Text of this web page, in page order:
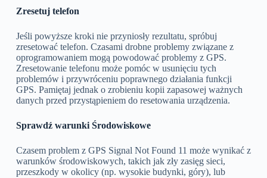
Zresetuj telefon
Jeśli powyższe kroki nie przyniosły rezultatu, spróbuj
zresetować telefon. Czasami drobne problemy związane z
oprogramowaniem mogą powodować problemy z GPS.
Zresetowanie telefonu może pomóc w usunięciu tych
problemów i przywróceniu poprawnego działania funkcji
GPS. Pamiętaj jednak o zrobieniu kopii zapasowej ważnych
danych przed przystąpieniem do resetowania urządzenia.
Sprawdź warunki Środowiskowe
Czasem problem z GPS Signal Not Found 11 może wynikać z
warunków środowiskowych, takich jak zły zasięg sieci,
przeszkody w okolicy (np. wysokie budynki, góry), lub